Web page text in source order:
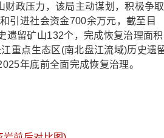
财政压力，该局主动谋划，积极争取
引进社会资金700余万元，截至目
遗留矿山132个，完成恢复治理面积
重点生态区(南北盘江流域)历史遗
年底前全面完成恢复治理。